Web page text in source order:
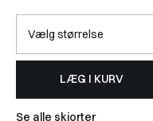
LÆG I KURV
Se alle skjorter